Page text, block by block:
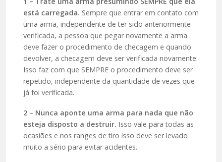
está carregada. Sempre que entrar em contato com
uma arma, independente de ter sido anteriormente
verificada, a pessoa que pegar novamente a arma
deve fazer o procedimento de checagem e quando
devolver, a checagem deve ser verificada novamente.
Isso faz com que SEMPRE o procedimento deve ser
repetido, independente da quantidade de vezes que
já foi verificada.
2 – Nunca aponte uma arma para nada que não
esteja disposto a destruir. Isso vale para todas as
ocasiões e nos ranges de tiro isso deve ser levado
muito a sério para evitar acidentes.